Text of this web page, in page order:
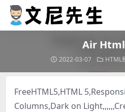
Air
2022-03-07 HTML
FreeHTML5,HTML
Columns,Dark on